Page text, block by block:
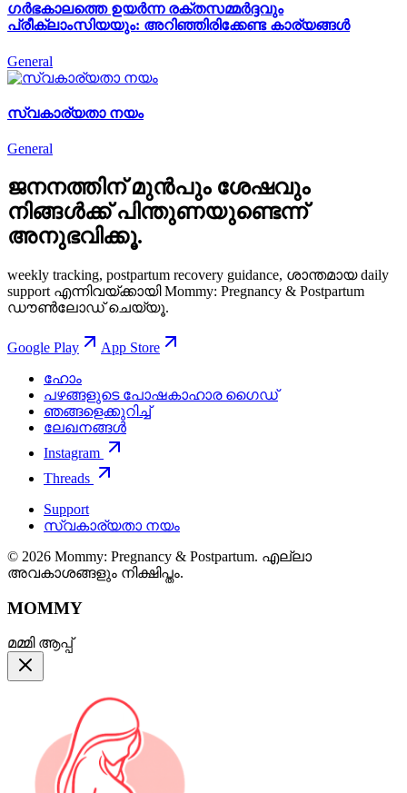
ഗർഭകാലത്തെ ഉയർന്ന രക്തസമ്മർദ്ദവും
പ്രീക്ലാംസിയയും: അറിഞ്ഞിരിക്കേണ്ട കാര്യങ്ങൾ
General
സ്വകാര്യതാ നയം
General
ജനനത്തിന് മുൻപും ശേഷവും
നിങ്ങള്‍ക്ക് പിന്തുണയുണ്ടെന്ന്
അനുഭവിക്കൂ.
weekly tracking, postpartum recovery guidance, ശാന്തമായ daily
support എന്നിവയ്ക്കായി Mommy: Pregnancy & Postpartum
ഡൗൺലോഡ് ചെയ്യൂ.
Google Play
App Store
ഹോം
പഴങ്ങളുടെ പോഷകാഹാര ഗൈഡ്
ഞങ്ങളെക്കുറിച്ച്
ലേഖനങ്ങൾ
Instagram
Threads
Support
സ്വകാര്യതാ നയം
© 2026 Mommy: Pregnancy & Postpartum. എല്ലാ
അവകാശങ്ങളും നിക്ഷിപ്തം.
MOMMY
മമ്മി ആപ്പ്